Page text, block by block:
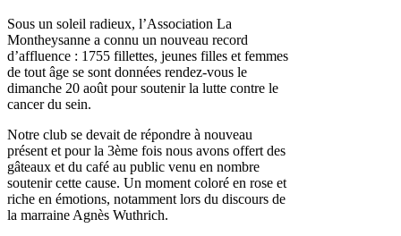
Sous un soleil radieux, l’Association La
Montheysanne a connu un nouveau record
d’affluence : 1755 fillettes, jeunes filles et femmes
de tout âge se sont données rendez-vous le
dimanche 20 août pour soutenir la lutte contre le
cancer du sein.
Notre club se devait de répondre à nouveau
présent et pour la 3ème fois nous avons offert des
gâteaux et du café au public venu en nombre
soutenir cette cause. Un moment coloré en rose et
riche en émotions, notamment lors du discours de
la marraine Agnès Wuthrich.